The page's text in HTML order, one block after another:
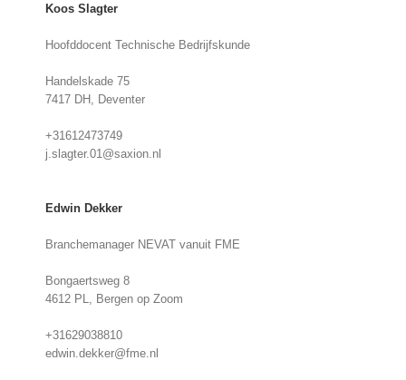
Koos Slagter
Hoofddocent Technische Bedrijfskunde
Handelskade 75
7417 DH, Deventer
+31612473749
j.slagter.01@saxion.nl
Edwin Dekker
Branchemanager NEVAT vanuit FME
Bongaertsweg 8
4612 PL, Bergen op Zoom
+31629038810
edwin.dekker@fme.nl